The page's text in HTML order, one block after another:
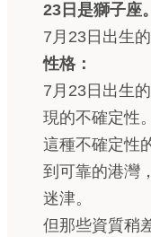
23日是獅子座。
7月23日出生的
性格：
7月23日出生
現的不確定性
這種不確定性
到可靠的港灣
迷津。
但那些資質稍